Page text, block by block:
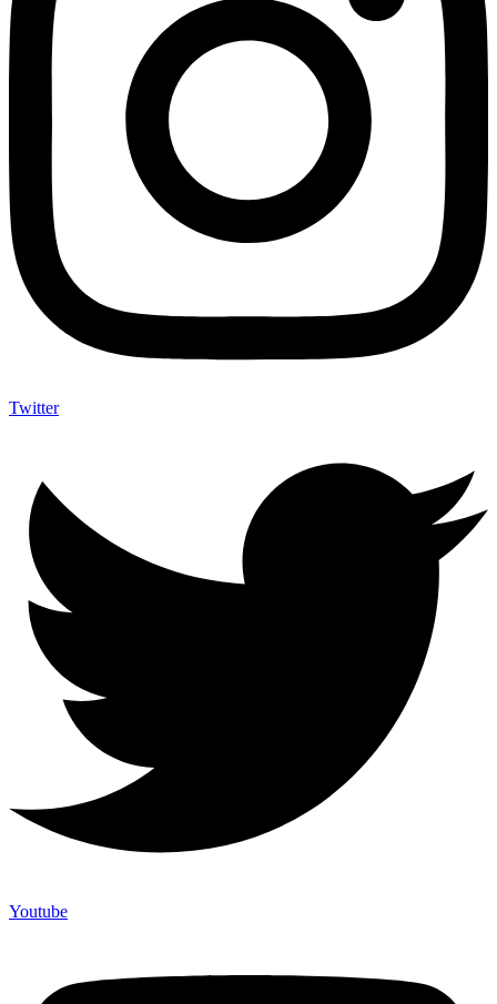
Twitter
Youtube